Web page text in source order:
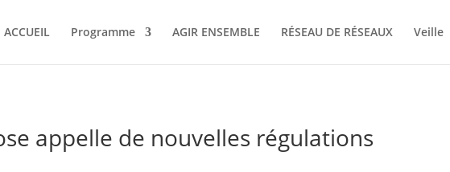
ACCUEIL Programme AGIR ENSEMBLE RÉSEAU DE RÉSEAUX Veille
appelle de nouvelles régulations